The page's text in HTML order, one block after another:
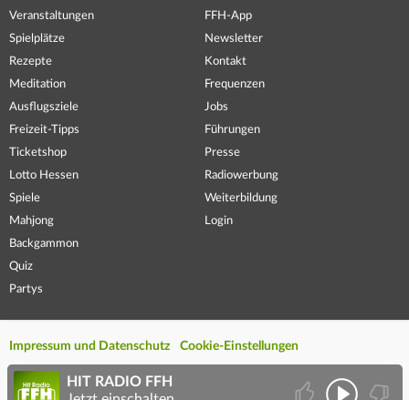
Veranstaltungen
Spielplätze
Rezepte
Meditation
Ausflugsziele
Freizeit-Tipps
Ticketshop
Lotto Hessen
Spiele
Mahjong
Backgammon
Quiz
Partys
FFH-App
Newsletter
Kontakt
Frequenzen
Jobs
Führungen
Presse
Radiowerbung
Weiterbildung
Login
Impressum und Datenschutz Cookie-Einstellungen
HIT RADIO FFH